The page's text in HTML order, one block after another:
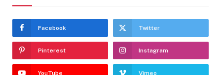
Facebook Twitter
Pinterest Instagram
YouTube Vimeo